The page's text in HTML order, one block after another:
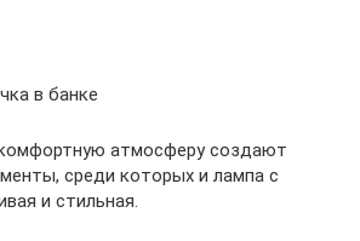
в банке
атмосферу создают
среди которых и лампа с
и стильная.